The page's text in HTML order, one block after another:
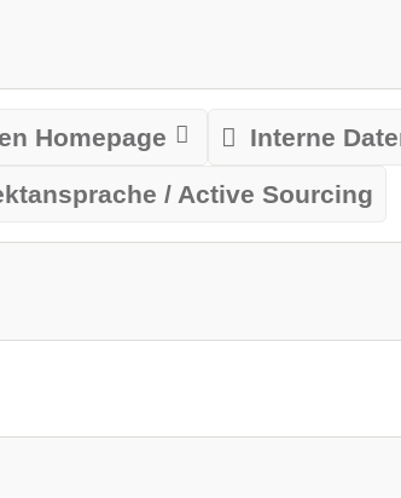
Homepage
Interne
/ Active Sourcing